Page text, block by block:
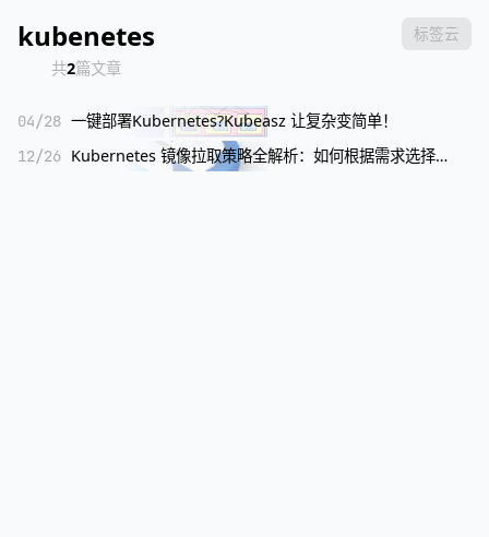
标签云
kubenetes
共2篇文章
04/28 一键部署Kubernetes?Kubeasz 让复杂变简单！
12/26
Kubernetes 镜像拉取策略全解析：如何根据需求选择最佳配置？